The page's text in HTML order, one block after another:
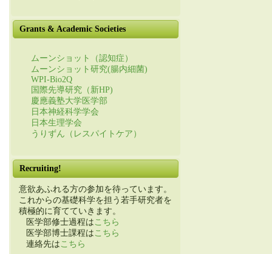
Grants & Academic Societies
ムーンショット（認知症）
ムーンショット研究(腸内細菌)
WPI-Bio2Q
国際先導研究（新HP)
慶應義塾大学医学部
日本神経科学学会
日本生理学会
うりずん（レスパイトケア）
Recruiting!
意欲あふれる方の参加を待っています。
これからの基礎科学を担う若手研究者を
積極的に育てていきます。
医学部修士過程は こちら
医学部博士課程は こちら
連絡先は こちら